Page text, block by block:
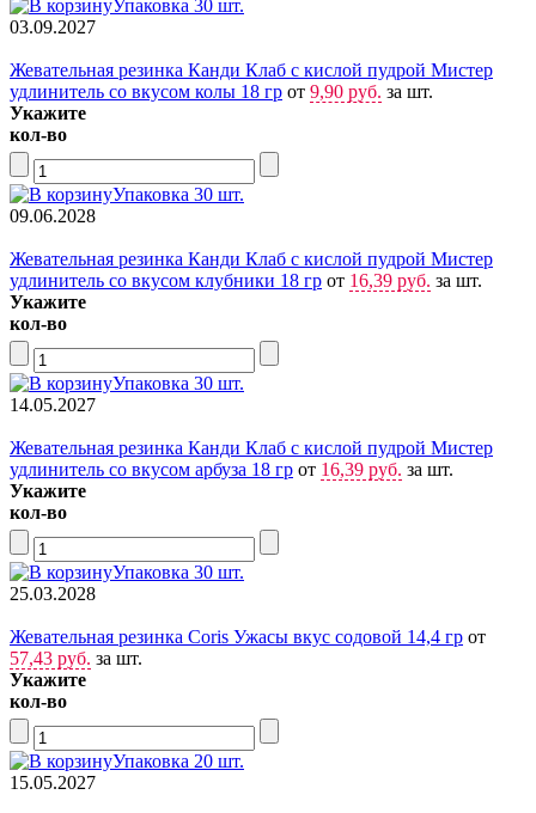
Упаковка 30 шт.
03.09.2027
Жевательная резинка Канди Клаб с кислой пудрой Мистер
удлинитель со вкусом колы 18 гр от 9,90 руб. за шт.
Укажите
кол-во
Упаковка 30 шт.
09.06.2028
Жевательная резинка Канди Клаб с кислой пудрой Мистер
удлинитель со вкусом клубники 18 гр от 16,39 руб. за шт.
Укажите
кол-во
Упаковка 30 шт.
14.05.2027
Жевательная резинка Канди Клаб с кислой пудрой Мистер
удлинитель со вкусом арбуза 18 гр от 16,39 руб. за шт.
Укажите
кол-во
Упаковка 30 шт.
25.03.2028
Жевательная резинка Coris Ужасы вкус содовой 14,4 гр от
57,43 руб. за шт.
Укажите
кол-во
Упаковка 20 шт.
15.05.2027